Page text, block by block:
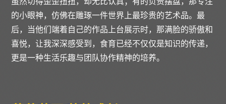
的小眼神，仿佛在雕琢一件世界上最珍贵的艺术品。最
后，当他们端着自己的作品上台展示时，那满脸的骄傲和
喜悦，让我深深感受到，食育已经不仅仅是知识的传递，
更是一种生活乐趣与团队协作精神的培养。